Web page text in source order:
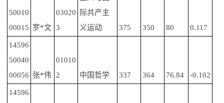
50010
00015 罗*文
03020
3
际共产主
义运动
375 350 80 0.117
14596
50040
00056 张*伟
01010
2
中国哲学 337 364 76.84 -0.102
14596